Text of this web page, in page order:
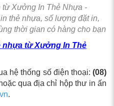
Xưởng In Thẻ Nhựa -
thẻ nhựa, số lượng đặt in,
thời gian có hàng cho bạn
nhựa từ Xưởng In Thẻ
hệ thống số điện thoại: (08)
hoặc qua địa chỉ hộp thư in ấn
.